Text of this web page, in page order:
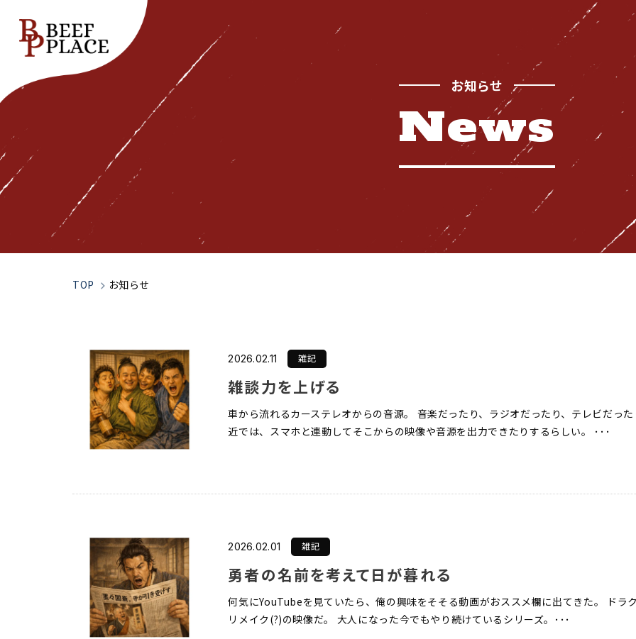
Sustainability
SDGsの取り組み
Safety
Recruitment
採用情報
お知らせ
News
TOP お知らせ
2026.02.11 雑記
雑談力を上げる
車から流れるカーステレオからの音源。 音楽だったり、ラジオだったり、テレビだっ
近では、スマホと連動してそこからの映像や音源を出力できたりするらしい。 ･･･
2026.02.01 雑記
勇者の名前を考えて日が暮れる
何気にYouTubeを見ていたら、俺の興味をそそる動画がおススメ欄に出てきた。 ドラ
リメイク(?)の映像だ。 大人になった今でもやり続けているシリーズ。･･･